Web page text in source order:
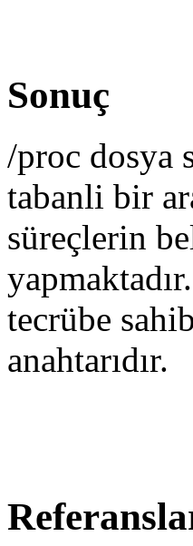
Sonuç
/proc dosya
tabanli bir
süreçlerin
tecrübe
anahtarıdır.